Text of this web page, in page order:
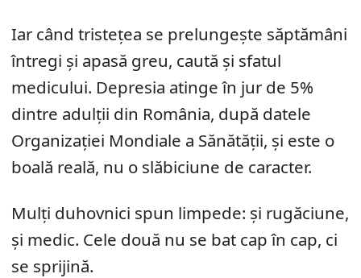
Iar când tristețea se prelungește săptămâni
întregi și apasă greu, caută și sfatul
medicului. Depresia atinge în jur de 5%
dintre adulții din România, după datele
Organizației Mondiale a Sănătății, și este o
boală reală, nu o slăbiciune de caracter.
Mulți duhovnici spun limpede: și rugăciune,
și medic. Cele două nu se bat cap în cap, ci
se sprijină.